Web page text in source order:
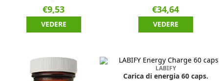
€9,53
VEDERE
€34,64
VEDERE
LABIFY
Carica di energia 60 caps.